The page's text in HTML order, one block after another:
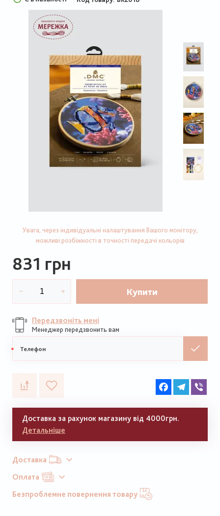
Увага, через індивідуальні налаштування Вашого монітору,
можливі розбіжності в точності передачі кольорів
831 грн
Купити
Передзвоніть мені
Менеджер передзвонить вам
телефон
FacebookTelegram
Доставка за рахунок магазину від 4000грн.
Детальніше
Доставка
Оплата
Безпроблемне повернення товару